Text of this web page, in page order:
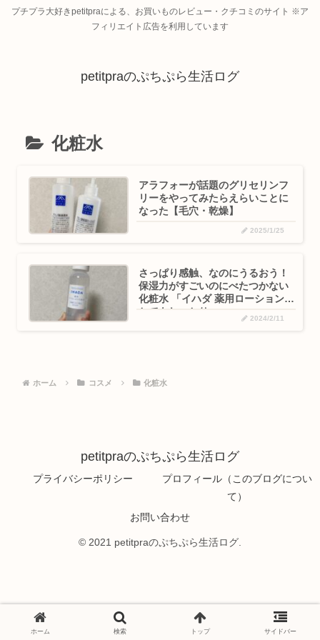
プチプラ大好きpetitpraによる、お買いものレビュー・クチコミのサイト ※ア
フィリエイト広告を利用しています
petitpraのぷちぷら生活ログ
化粧水
アラフォーが話題のグリセリンフ
リーをやってみたらえらいことに
なった【毛穴・乾燥】
2025/1/25
さっぱり感触、なのにうるおう！
保湿力がすごいのにべたつかない
化粧水 「イハダ 薬用ローション
とてもしっとり」
2024/2/11
ホーム コスメ 化粧水
petitpraのぷちぷら生活ログ
プライバシーポリシー
プロフィール（このブログについ
て）
お問い合わせ
© 2021 petitpraのぷちぷら生活ログ.
ホーム 検索 トップ サイドバー